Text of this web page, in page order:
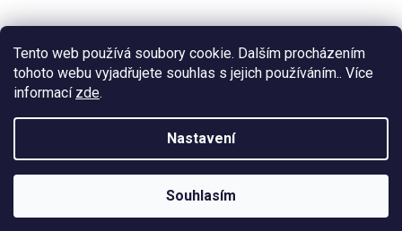
Tento web používá soubory cookie. Dalším procházením
tohoto webu vyjadřujete souhlas s jejich používáním.. Více
informací zde.
Nastavení
Souhlasím